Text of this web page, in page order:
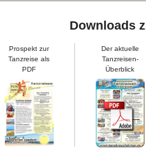
Downloads
Prospekt zur
Tanzreise als
PDF
Der aktuelle
Tanzreisen-
Überblick